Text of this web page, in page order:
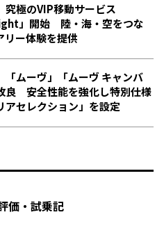
究極のVIP移動サービス
」開始 陸・海・空をつな
リー体験を提供
「ムーヴ」「ムーヴ キャンバ
良 安全性能を強化し特別仕様
アセレクション」を設定
価・試乗記